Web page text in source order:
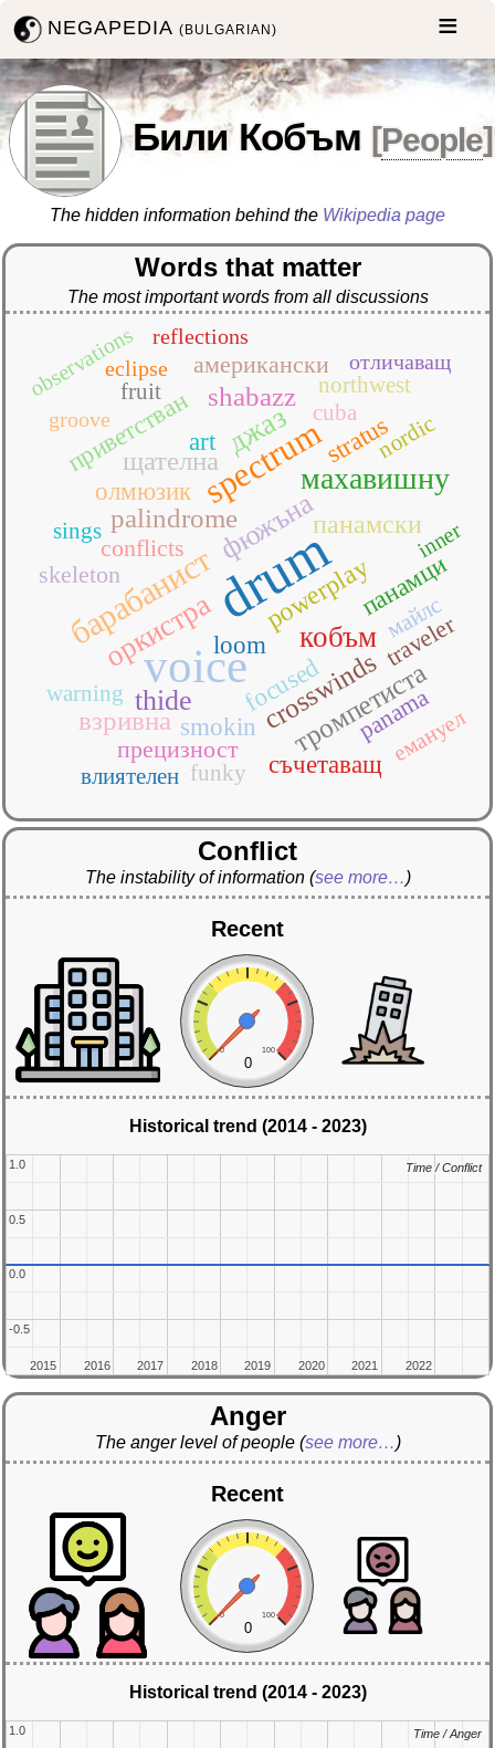
NEGAPEDIA(BULGARIAN)
Били Кобъм [People]
The hidden information behind the Wikipedia page
Words that matter
The most important words from all discussions
drum
voice
spectrum
барабанист
махавишну
джаз
кобъм
оркистра
thide
фюжъна
crosswinds
palindrome
shabazz
взривна тромпетиста
щателна
powerplay
панамски
art
focused
loom
smokin
stratus
олмюзик
панамци
приветстван
съчетаващ
conflicts
panama
skeleton
traveler
американски
прецизност
cuba
fruit
funky
nordic
northwest
sings
warning
влиятелен
майлс
eclipse
groove
inner
observations reflections
емануел
отличаващ
Conflict
The instability of information (see more…)
Recent
0 100
0
Historical trend (2014 - 2023)
2015
2015 2016
2016 2017
2017 2018
2018 2019
2019 2020
2020 2021
2021 2022
2022
-0.5
-0.5
0.0
0.0
0.5
0.5
1.0
1.0 Time / Conflict
Time / Conflict
Anger
The anger level of people (see more…)
Recent
0 100
0
Historical trend (2014 - 2023)
1.0
1.0 Time / Anger
Time / Anger